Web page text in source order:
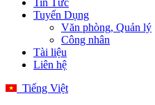
Tin Tức
Tuyển Dụng
Văn phòng, Quản lý
Công nhân
Tài liệu
Liên hệ
Tiếng Việt